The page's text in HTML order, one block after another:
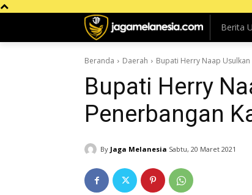
Berita
Beranda Daerah Bupati Herry Naap
Bupati Herry
Penerbangan
By Jaga Melanesia Sabtu, 20 Maret 2021